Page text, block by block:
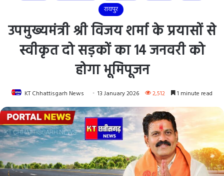
रायपुर
उपमुख्यमंत्री श्री विजय शर्मा के प्रयासों से
स्वीकृत दो सड़कों का 14 जनवरी को
होगा भूमिपूजन
KT Chhattisgarh News 13 January 2026 2,512 1 minute read